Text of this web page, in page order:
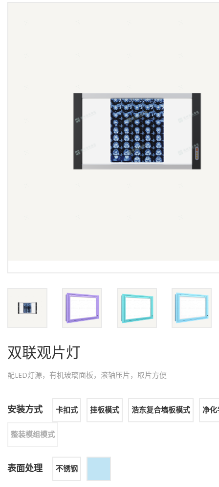
双联观片灯
配LED灯源，有机玻璃面板，滚轴压片，取片方便
安装方式 卡扣式 挂板模式 浩东复合墙板模式 净化
整装模组模式
表面处理 不锈钢